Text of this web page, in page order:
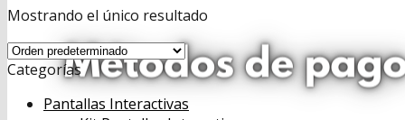
Mostrando el único resultado
Categorías
Pantallas Interactivas